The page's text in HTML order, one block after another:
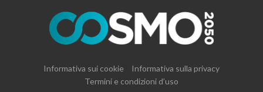
Informativa sui cookie
Informativa sulla privacy
Termini e condizioni d’uso